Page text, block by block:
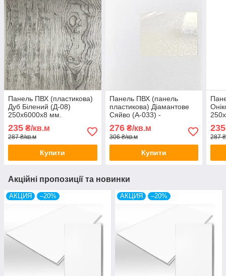
Панель ПВХ (пластикова)
Дуб Білений (Д-08)
250х6000х8 мм.
235 ₴/кв.м
287 ₴/кв.м
Купити
Панель ПВХ (панель
пластикова) Діамантове
Сяйво (А-033) -
276₴/кв.м
306 ₴/кв.м
Купити
235
287
Акційні пропозиції та новинки
АКЦИЯ –20% АКЦИЯ –20%